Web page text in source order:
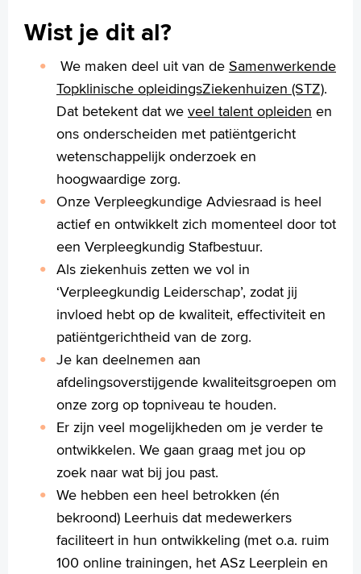
Wist je dit al?
We maken deel uit van de Samenwerkende
Topklinische opleidingsZiekenhuizen (STZ).
Dat betekent dat we veel talent opleiden en
ons onderscheiden met patiëntgericht
wetenschappelijk onderzoek en
hoogwaardige zorg.
Onze Verpleegkundige Adviesraad is heel
actief en ontwikkelt zich momenteel door tot
een Verpleegkundig Stafbestuur.
Als ziekenhuis zetten we vol in
‘Verpleegkundig Leiderschap’, zodat jij
invloed hebt op de kwaliteit, effectiviteit en
patiëntgerichtheid van de zorg.
Je kan deelnemen aan
afdelingsoverstijgende kwaliteitsgroepen om
onze zorg op topniveau te houden.
Er zijn veel mogelijkheden om je verder te
ontwikkelen. We gaan graag met jou op
zoek naar wat bij jou past.
We hebben een heel betrokken (én
bekroond) Leerhuis dat medewerkers
faciliteert in hun ontwikkeling (met o.a. ruim
100 online trainingen, het ASz Leerplein en